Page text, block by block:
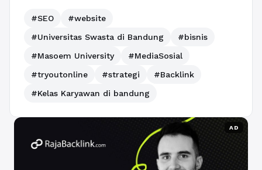
#SEO
#website
#Universitas Swasta di Bandung
#bisnis
#Masoem University
#MediaSosial
#tryoutonline
#strategi
#Backlink
#Kelas Karyawan di bandung
AD